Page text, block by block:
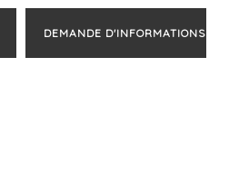
DEMANDE D'INFORMATIONS